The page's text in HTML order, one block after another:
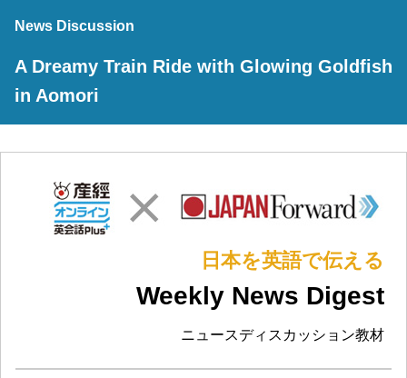
News Discussion
A Dreamy Train Ride with Glowing Goldfish
in Aomori
日本を英語で伝える
Weekly News Digest
ニュースディスカッション教材